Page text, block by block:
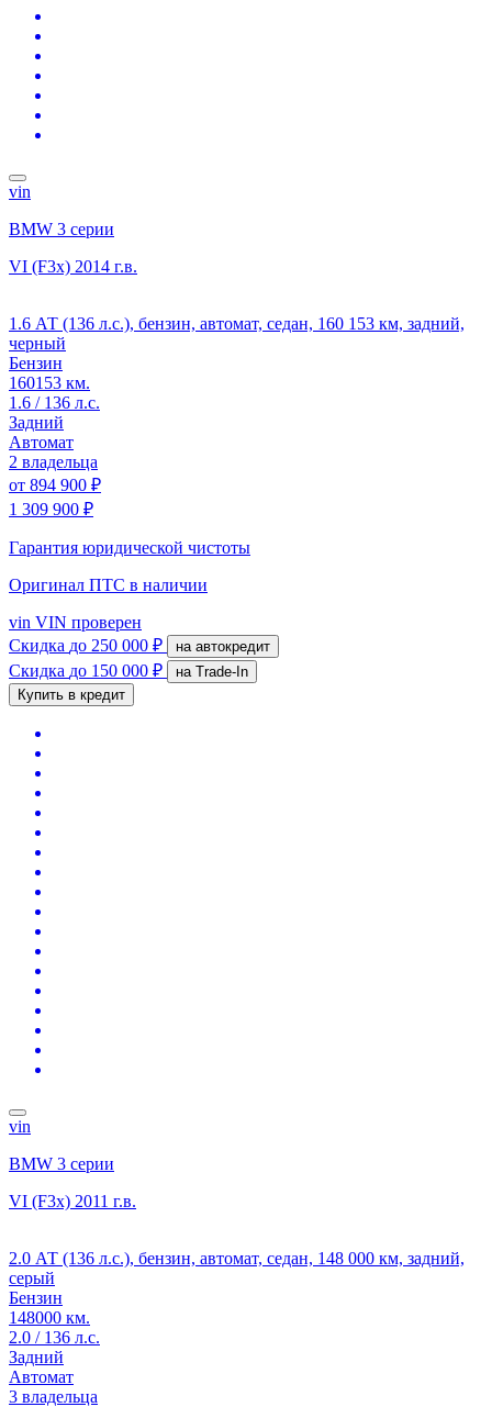
vin
BMW 3 серии
VI (F3x) 2014 г.в.
1.6 АТ (136 л.с.), бензин, автомат, седан, 160 153 км, задний,
черный
Бензин
160153 км.
1.6 / 136 л.с.
Задний
Автомат
2 владельца
от 894 900 ₽
1 309 900 ₽
Гарантия юридической чистоты
Оригинал ПТС в наличии
vin VIN проверен
Скидка до 250 000 ₽ на автокредит
Скидка до 150 000 ₽
на Trade-In
Купить в кредит
vin
BMW 3 серии
VI (F3x) 2011 г.в.
2.0 АТ (136 л.с.), бензин, автомат, седан, 148 000 км, задний,
серый
Бензин
148000 км.
2.0 / 136 л.с.
Задний
Автомат
3 владельца